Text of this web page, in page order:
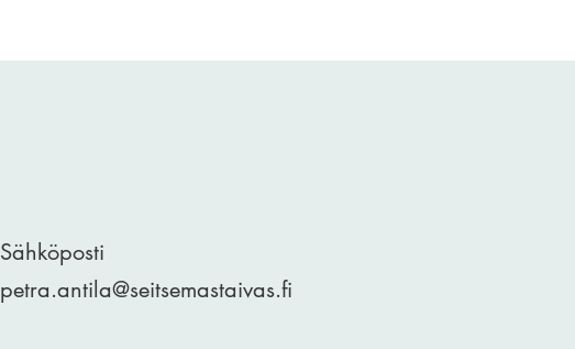
Sähköposti
petra.antila@seitsemastaivas.fi